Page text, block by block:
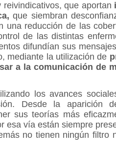
que aportan
que siembran
una reducción de las
de las distintas
difundían sus
mediante la utilización de
a la comunicación de
los avances
Desde la aparición
sus teorías más
esa vía están siempre
no tienen ningún filtro